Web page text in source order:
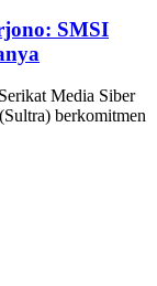
SMSI
Media Siber
berkomitmen